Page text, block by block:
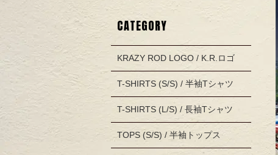
CATEGORY
KRAZY ROD LOGO / K.R.ロゴ
T-SHIRTS (S/S) / 半袖Tシャツ
T-SHIRTS (L/S) / 長袖Tシャツ
TOPS (S/S) / 半袖トップス